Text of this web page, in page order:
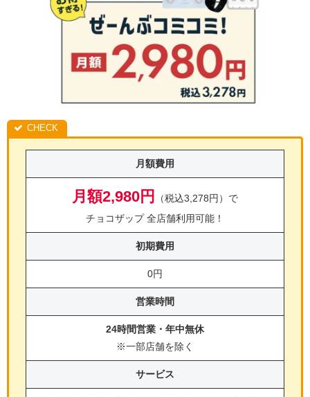
月額費用
月額2,980円
（税込3,278円）で
チョコザップ 全店舗利用可能！
初期費用
0円
営業時間
24時間営業・年中無休
※一部店舗を除く
サービス